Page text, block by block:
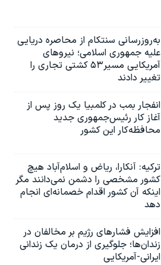
به‌روزرسانی سنتکام از محاصره دریایی
علیه جمهوری اسلامی؛ نیروهای
آمریکایی مسیر۵۳ کشتی تجاری را
تغییر دادند
انفجار بمب‌‌ در کلمبیا یک روز پس از
آغاز کار رئیس‌جمهوری جدید
محافظه‌کار این کشور
ترکیه: آنکارا، ریاض و اسلام‌آباد هیچ
کشور مشخصی را دشمن نمی‌دانند مگر
اینکه آن کشور اقدام خصمانه‌ای انجام
دهد
افزایش فشارهای رژیم بر مخالفان در
زندان‌ها؛ جلوگیری از درمان یک زندانی
ایرانی-آمریکایی